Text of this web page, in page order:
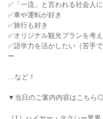
✅「一流」と言われる社会人
✅車や運転が好き
✅旅行も好き
✅オリジナル観光プランを考
✅語学力を活かしたい（苦手
ー
…など！
▼当日のご案内内容はこちら